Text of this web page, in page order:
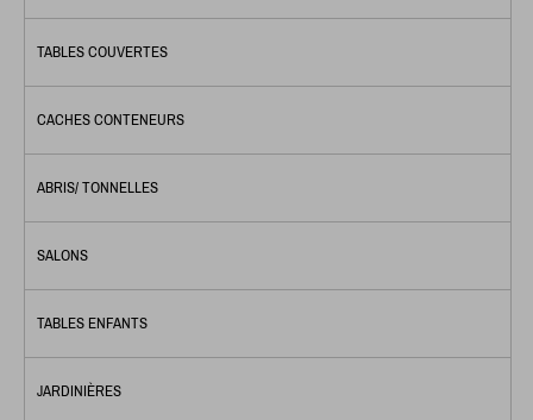
TABLES COUVERTES
CACHES CONTENEURS
ABRIS/ TONNELLES
SALONS
TABLES ENFANTS
JARDINIÈRES